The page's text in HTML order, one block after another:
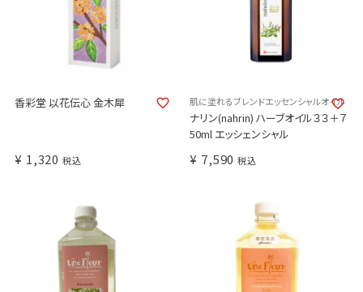
香彩堂 以花伝心 金木犀
¥ 1,320 税込
肌に塗れるブレンドエッセンシャルオイル
ナリン(nahrin) ハーブオイル３３＋７
50ml エッシェンシャル
¥ 7,590 税込